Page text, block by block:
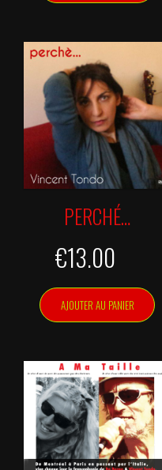
PERCHÉ…
€13.00
AJOUTER AU PANIER